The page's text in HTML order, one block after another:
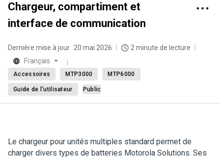
Chargeur, compartiment et
interface de communication
Dernière mise à jour 20 mai 2026
2 minute de lecture
Français
Accessoires MTP3000 MTP6000
Guide de l'utilisateur Public
Le chargeur pour unités multiples standard permet de
charger divers types de batteries Motorola Solutions. Ses